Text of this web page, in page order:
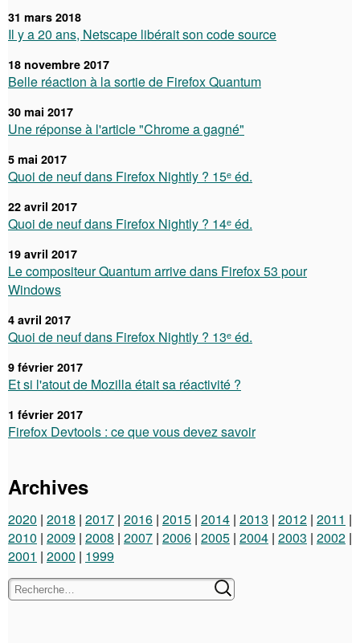
31 mars 2018
Il y a 20 ans, Netscape libérait son code source
18 novembre 2017
Belle réaction à la sortie de Firefox Quantum
30 mai 2017
Une réponse à l'article "Chrome a gagné"
5 mai 2017
Quoi de neuf dans Firefox Nightly ? 15ᵉ éd.
22 avril 2017
Quoi de neuf dans Firefox Nightly ? 14ᵉ éd.
19 avril 2017
Le compositeur Quantum arrive dans Firefox 53 pour
Windows
4 avril 2017
Quoi de neuf dans Firefox Nightly ? 13ᵉ éd.
9 février 2017
Et si l'atout de Mozilla était sa réactivité ?
1 février 2017
Firefox Devtools : ce que vous devez savoir
Archives
2020 2018 2017 2016 2015 2014 2013 2012 2011
2010 2009 2008 2007 2006 2005 2004 2003 2002
2001
2000 1999